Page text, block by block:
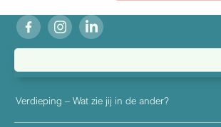
fb ig in
Verdieping – Wat zie jij in de ander?